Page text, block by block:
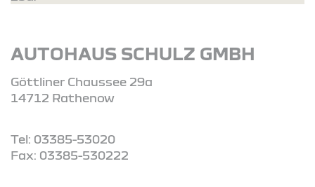
AUTOHAUS SCHULZ GMBH
Göttliner Chaussee 29a
14712 Rathenow
Tel: 03385-53020
Fax: 03385-530222